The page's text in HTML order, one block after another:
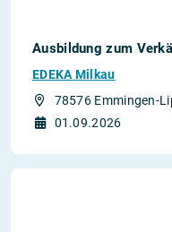
Ausbildung zum
EDEKA Milkau
78576 Emmingen-
01.09.2026